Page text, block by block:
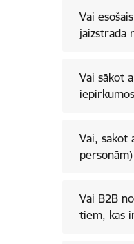
Vai
jāizstrādā
Vai sākot
Vai, sākot
Vai B2B
tiem, kas